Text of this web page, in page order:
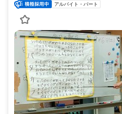
アルバイト・パート